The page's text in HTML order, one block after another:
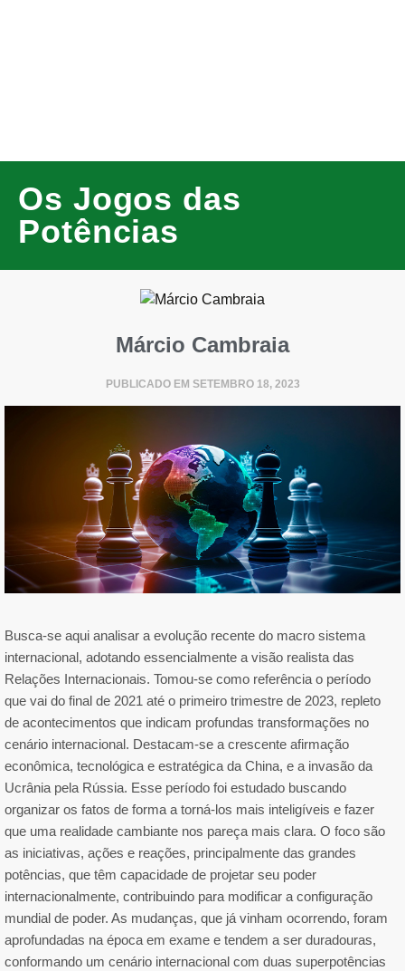
Os Jogos das
Potências
Márcio Cambraia
PUBLICADO EM SETEMBRO 18, 2023
Busca-se aqui analisar a evolução recente do macro sistema
internacional, adotando essencialmente a visão realista das
Relações Internacionais. Tomou-se como referência o período
que vai do final de 2021 até o primeiro trimestre de 2023, repleto
de acontecimentos que indicam profundas transformações no
cenário internacional. Destacam-se a crescente afirmação
econômica, tecnológica e estratégica da China, e a invasão da
Ucrânia pela Rússia. Esse período foi estudado buscando
organizar os fatos de forma a torná-los mais inteligíveis e fazer
que uma realidade cambiante nos pareça mais clara. O foco são
as iniciativas, ações e reações, principalmente das grandes
potências, que têm capacidade de projetar seu poder
internacionalmente, contribuindo para modificar a configuração
mundial de poder. As mudanças, que já vinham ocorrendo, foram
aprofundadas na época em exame e tendem a ser duradouras,
conformando um cenário internacional com duas superpotências